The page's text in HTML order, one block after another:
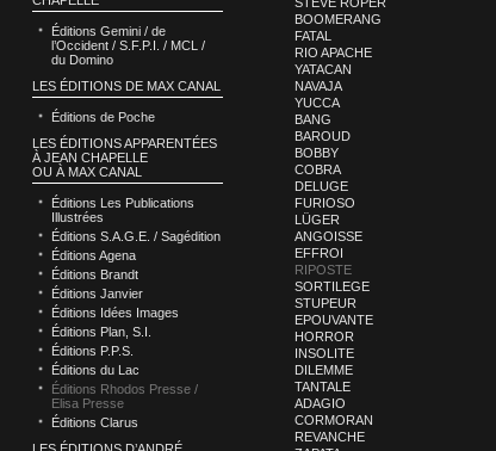
Éditions Gemini / de
l’Occident / S.F.P.I. / MCL /
du Domino
LES ÉDITIONS DE MAX CANAL
Éditions de Poche
LES ÉDITIONS APPARENTÉES
À JEAN CHAPELLE
OU À MAX CANAL
Éditions Les Publications
Illustrées
Éditions S.A.G.E. / Sagédition
Éditions Agena
Éditions Brandt
Éditions Janvier
Éditions Idées Images
Éditions Plan, S.I.
Éditions P.P.S.
Éditions du Lac
Éditions Rhodos Presse /
Elisa Presse
Éditions Clarus
BOOMERANG
FATAL
RIO APACHE
YATACAN
NAVAJA
YUCCA
BANG
BAROUD
BOBBY
COBRA
DELUGE
FURIOSO
LÜGER
ANGOISSE
EFFROI
RIPOSTE
SORTILEGE
STUPEUR
EPOUVANTE
HORROR
INSOLITE
DILEMME
TANTALE
ADAGIO
CORMORAN
REVANCHE